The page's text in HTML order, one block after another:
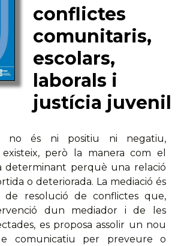
conflictes
comunitaris,
escolars,
laborals i
justícia juvenil
no és ni positiu ni negatiu,
però la manera com el
determinant perquè una relació
o deteriorada. La mediació és
de resolució de conflictes que,
dun mediador i de les
es proposa assolir un nou
comunicatiu per preveure o